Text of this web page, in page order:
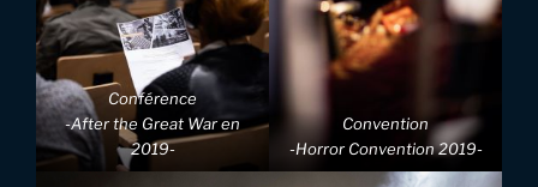
Conférence
-After the Great War en
2019-
Convention
-Horror Convention 2019-